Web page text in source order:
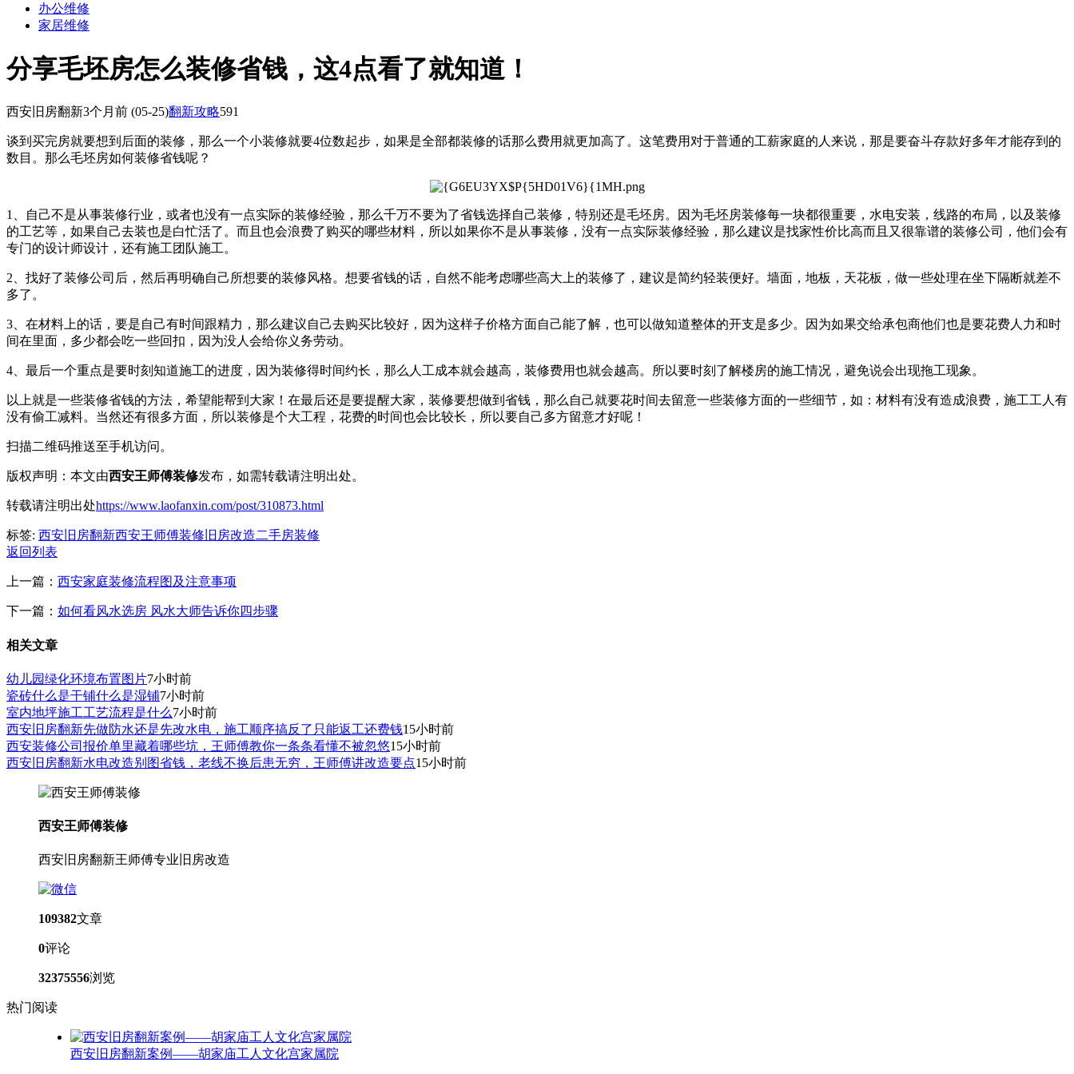
办公维修
家居维修
分享毛坯房怎么装修省钱，这4点看了就知道！
西安旧房翻新3个月前 (05-25)翻新攻略591
谈到买完房就要想到后面的装修，那么一个小装修就要4位数起步，如果是全部都装修的话那么费用 就更加高了。这笔费用对于普通的工薪家庭的人来说，那是要奋斗存款好多年才能存到的
数目。那么毛坯房如何装修省钱呢？
1、自己不是从事装修行业，或者也没有一点实际的装修经验，那么千万不要为了省钱选择自己装修，特别还是毛坯房。因为毛坯房装修每一块都很重要， 水电安装 ，线路的布局，以及装修
的工艺等，如果自己去装也是白忙活了。而且也会浪费了购买的哪些材料，所以如果你不是从事装修，没有一点实际装修经验，那么建议是找家性价比高而且又很靠谱的装修公司，他们会有
专门的设计师设计，还有施工团队施工。
2、找好了装修公司后，然后再明确自己所想要的装修风格。想要省钱的话，自然不能考虑哪些高大上的装修了，建议是简约轻装便好。墙面，地板，天花板，做一些处理在坐下隔断就差不
多了。
3、在材料上的话，要是自己有时间跟精力，那么建议自己去购买比较好，因为这样子价格方面自己能了解，也可以做知道整体的开支是多少。因为如果交给承包商他们也是要花费人力和时
间在里面，多少都会吃一些回扣，因为没人会给你义务劳动。
4、最后一个重点是要时刻知道施工的进度，因为装修得时间约长，那么人工成本就会越高，装修费用也就会越高。所以要时刻了解楼房的施工情况，避免说会出现拖工现象。
以上就是一些装修省钱的方法，希望能帮到大家！在最后还是要提醒大家，装修要想做到省钱，那么自己就要花时间去留意一些装修方面的一些细节，如：材料有没有造成浪费，施工工人有
没有偷工减料。 当然还有很多方面，所以装修是个大工程，花费的时间也会比较长，所以要自己多方留意才好呢！
扫描二维码推送至手机访问。
版权声明：本文由西安王师傅装修发布，如需转载请注明出处。
转载请注明出处https://www.laofanxin.com/post/310873.html
标签: 西安旧房翻新西安王师傅装修 旧房改造二手房装修
返回列表
上一篇： 西安家庭装修流程图及注意事项
下一篇： 如何看风水选房 风水大师告诉你四步骤
相关文章
幼儿园绿化环境布置图片7小时前
瓷砖什么是干铺什么是湿铺7小时前
室内地坪施工工艺流程是什么7小时前
西安旧房翻新先做防水还是先改水电，施工顺序搞反了只能返工还费钱15小时前
西安装修公司报价单里藏着哪些坑，王师傅教你一条条看懂不被忽悠15小时前
西安旧房翻新水电改造别图省钱，老线不换后患无穷，王师傅讲改造要点15小时前
西安王师傅装修
西安旧房翻新王师傅专业旧房改造
109382文章
0评论
32375556浏览
热门阅读
西安旧房翻新案例——胡家庙工人文化宫家属院